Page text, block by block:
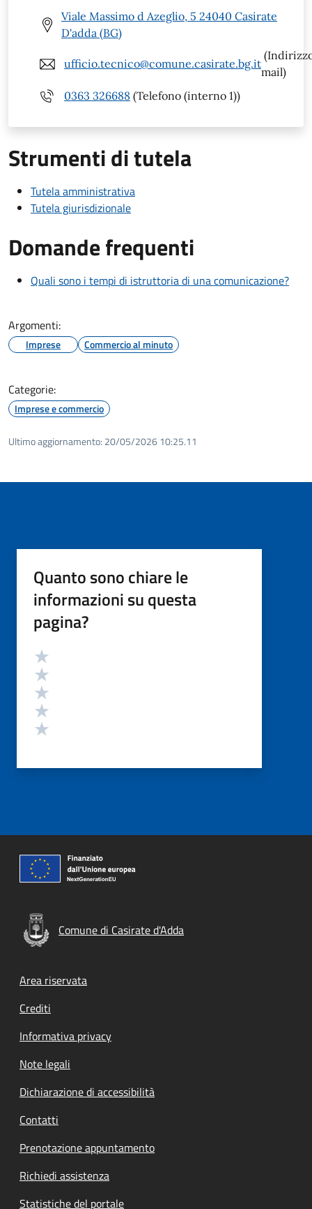
Viale Massimo d Azeglio, 5 24040 Casirate
D'adda (BG)
ufficio.tecnico@comune.casirate.bg.it
mail)
0363 326688 (Telefono (interno 1))
Strumenti di tutela
Tutela amministrativa
Tutela giurisdizionale
Domande frequenti
Quali sono i tempi di istruttoria di una comunicazione?
Argomenti:
Imprese Commercio al minuto
Categorie:
Imprese e commercio
Ultimo aggiornamento: 20/05/2026 10:25.11
Quanto sono chiare le
informazioni su questa
pagina?
Valutazione
Comune di Casirate d'Adda
Footer menu
Area riservata
Crediti
Informativa privacy
Note legali
Dichiarazione di accessibilità
Contatti
Prenotazione appuntamento
Richiedi assistenza
Statistiche del portale